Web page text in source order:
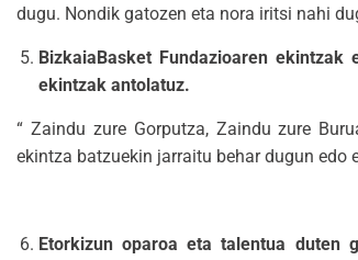
dugu. Nondik gatozen eta nora iritsi nahi
BizkaiaBasket Fundazioaren
ekintzak antolatuz.
“ Zaindu zure Gorputza, Zaindu zure
ekintza batzuekin jarraitu behar dugun edo
Etorkizun oparoa eta talentua duten